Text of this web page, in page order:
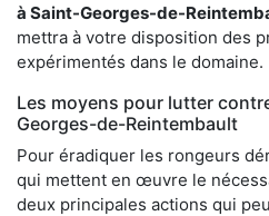
à Saint-Georges-de-
mettra à votre disposition des
expérimentés dans le domaine.
Les moyens pour lutter
Georges-de-Reintembault
Pour éradiquer les rongeurs
qui mettent en œuvre le
deux principales actions qui